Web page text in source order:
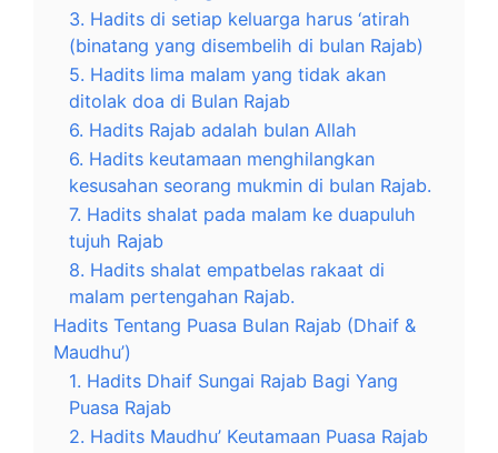
3. Hadits di setiap keluarga harus ‘atirah
(binatang yang disembelih di bulan Rajab)
5. Hadits lima malam yang tidak akan
ditolak doa di Bulan Rajab
6. Hadits Rajab adalah bulan Allah
6. Hadits keutamaan menghilangkan
kesusahan seorang mukmin di bulan Rajab.
7. Hadits shalat pada malam ke duapuluh
tujuh Rajab
8. Hadits shalat empatbelas rakaat di
malam pertengahan Rajab.
Hadits Tentang Puasa Bulan Rajab (Dhaif &
Maudhu’)
1. Hadits Dhaif Sungai Rajab Bagi Yang
Puasa Rajab
2. Hadits Maudhu’ Keutamaan Puasa Rajab